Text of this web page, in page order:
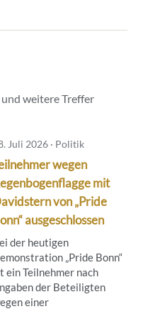
weitere Treffer
Juli 2026 · Politik
wegen
mit
von „Pride
ausgeschlossen
der heutigen
„Pride Bonn“
ein Teilnehmer nach
der Beteiligten
einer